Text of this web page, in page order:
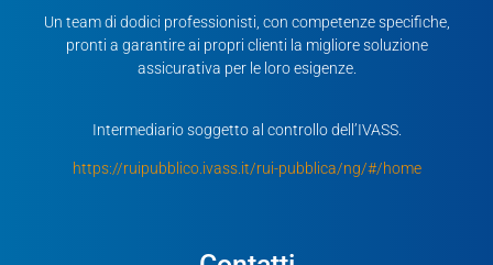
Un team di dodici professionisti, con competenze specifiche,
pronti a garantire ai propri clienti la migliore soluzione
assicurativa per le loro esigenze.
Intermediario soggetto al controllo dell’IVASS.
https://ruipubblico.ivass.it/rui-pubblica/ng/#/home